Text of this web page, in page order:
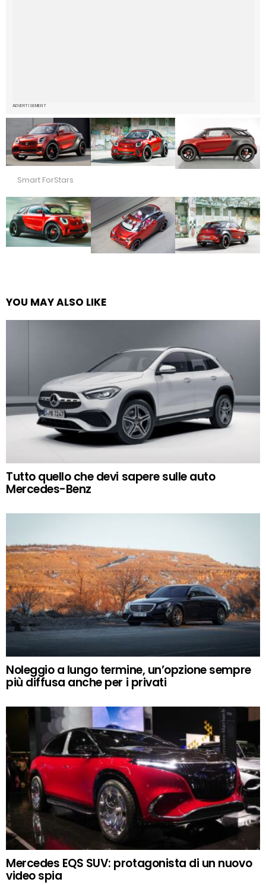
ADVERTISEMENT
Smart ForStars
YOU MAY ALSO LIKE
Tutto quello che devi sapere sulle auto
Mercedes-Benz
Noleggio a lungo termine, un’opzione sempre
più diffusa anche per i privati
Mercedes EQS SUV: protagonista di un nuovo
video spia